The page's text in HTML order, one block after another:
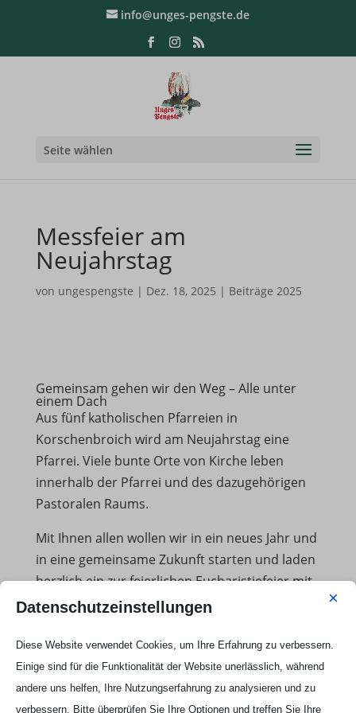
info@unges-pengste.de
Seite wählen
Messfeier am
Neujahrstag
von ungespengste | Dez. 18, 2025 | Beiträge 2025
Gemeinsam gehen wir den Weg – Alle unter
einem Dach
Aus fünf katholischen Pfarreien in
Korschenbroich wird am Neujahrstag eine
Pfarrei. Viele bunte Orte von Kirche leben
innerhalb der Pfarrei und des dazugehörigen
Pastoralen Raums.
Mit Ihnen allen wollen wir in ein neues Jahr und
in eine gemeinsame Zukunft starten und laden
herzlich ein zur feierlichen Eucharistiefeier mit
Chor und Orchester.
Gemeinsame Messfeier am
Neujahrstag
Datum:01.01.2026
Uhrzeit:
17.00 Uhr
Datenschutzeinstellungen ×
Diese Website verwendet Cookies, um Ihre Erfahrung zu verbessern.
Einige sind für die Funktionalität der Website unerlässlich, während
andere uns helfen, Ihre Nutzungserfahrung zu analysieren und zu
verbessern. Bitte überprüfen Sie Ihre Optionen und treffen Sie Ihre